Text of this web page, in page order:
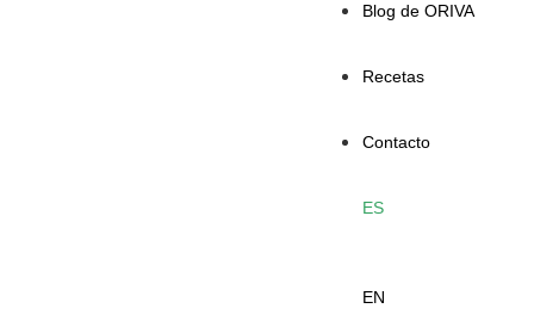
Blog de ORIVA
Recetas
Contacto
ES
EN